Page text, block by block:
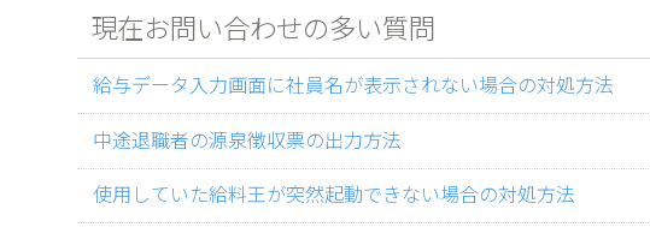
現在お問い合わせの多い質問
給与データ入力画面に社員名が表示されない場合の対処方法
中途退職者の源泉徴収票の出力方法
使用していた給料王が突然起動できない場合の対処方法